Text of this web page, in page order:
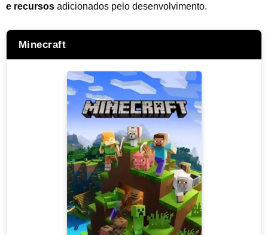
e recursos adicionados pelo desenvolvimento.
Minecraft